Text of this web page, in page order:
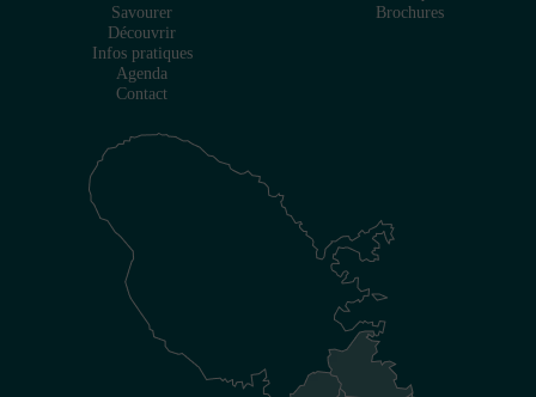
Savourer
Découvrir
Infos pratiques
Agenda
Contact
Brochures